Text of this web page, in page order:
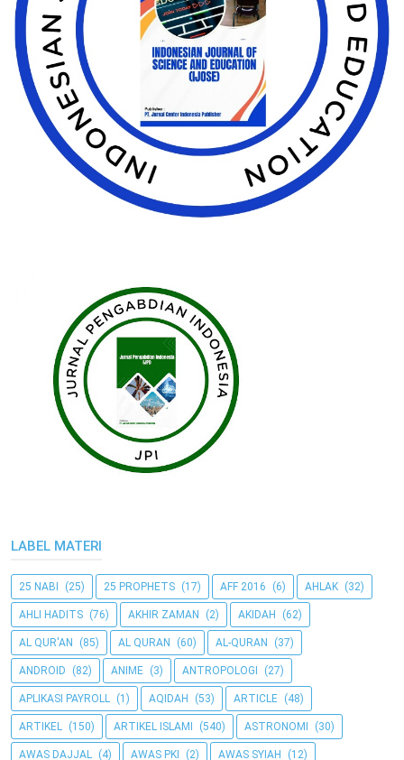
LABEL MATERI
25 NABI (25) 25 PROPHETS (17) AFF 2016 (6) AHLAK (32)
AHLI HADITS (76) AKHIR ZAMAN (2) AKIDAH (62)
AL QUR'AN (85) AL QURAN (60) AL-QURAN (37)
ANDROID (82) ANIME (3) ANTROPOLOGI (27)
APLIKASI PAYROLL (1) AQIDAH (53) ARTICLE (48)
ARTIKEL (150) ARTIKEL ISLAMI (540) ASTRONOMI (30)
AWAS DAJJAL (4) AWAS PKI (2) AWAS SYIAH (12)